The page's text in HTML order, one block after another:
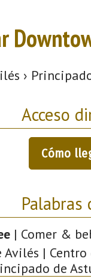
›
Acceso
Cómo
Palabras
| Comer &
Avilés |
de